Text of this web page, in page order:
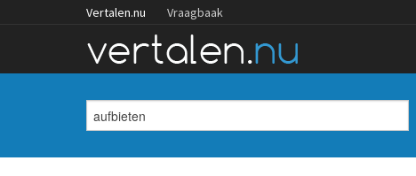
Vertalen.nu Vraagbaak